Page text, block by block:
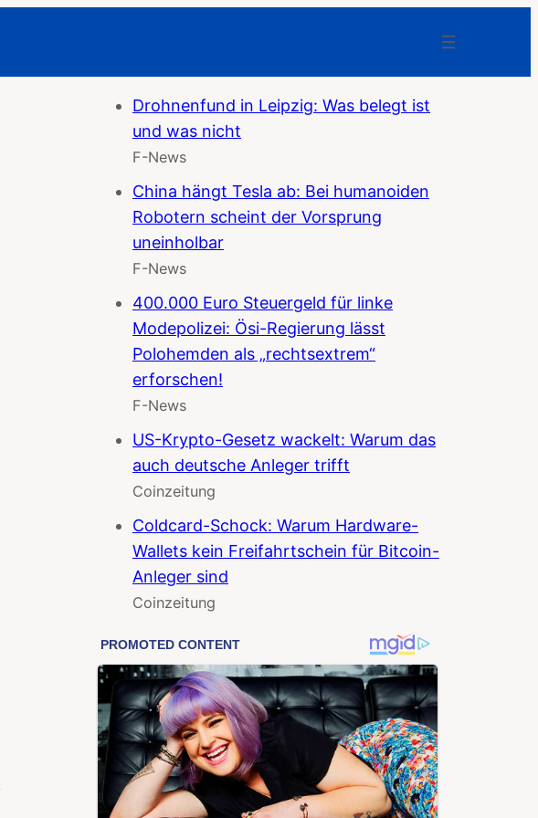
Drohnenfund in Leipzig: Was belegt ist
und was nicht
F-News
China hängt Tesla ab: Bei humanoiden
Robotern scheint der Vorsprung
uneinholbar
F-News
400.000 Euro Steuergeld für linke
Modepolizei: Ösi-Regierung lässt
Polohemden als „rechtsextrem“
erforschen!
F-News
US-Krypto-Gesetz wackelt: Warum das
auch deutsche Anleger trifft
Coinzeitung
Coldcard-Schock: Warum Hardware-
Wallets kein Freifahrtschein für Bitcoin-
Anleger sind
Coinzeitung